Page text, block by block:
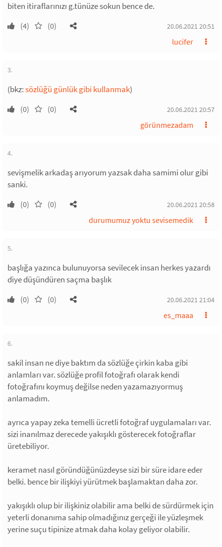
biten itiraflarınızı g.tünüze sokun bence de.
(4) (0) 20.06.2021 20:51
lucifer
3.
(bkz:sözlüğü günlük gibi kullanmak)
(0) (0) 20.06.2021 20:57
görünmezadam
4.
sevişmelik arkadaş arıyorum yazsak daha samimi olur gibi
sanki.
(0) (0) 20.06.2021 20:58
durumumuz yoktu sevisemedik
5.
başlığa yazınca bulunuyorsa sevilecek insan herkes yazardı
diye düşündüren saçma başlık
(0) (0) 20.06.2021 21:04
es_maaa
6.
sakil insan ne diye baktım da sözlüğe çirkin kaba gibi
anlamları var. sözlüğe profil fotoğrafı olarak kendi
fotoğrafını koymuş değilse neden yazamazıyormuş
anlamadım.
ayrıca yapay zeka temelli ücretli fotoğraf uygulamaları var.
sizi inanılmaz derecede yakışıklı gösterecek fotoğraflar
üretebiliyor.
keramet nasıl göründüğünüzdeyse sizi bir süre idare eder
belki. bence bir ilişkiyi yürütmek başlamaktan daha zor.
yakışıklı olup bir ilişkiniz olabilir ama belki de sürdürmek için
yeterli donanıma sahip olmadığınız gerçeği ile yüzleşmek
yerine suçu tipinize atmak daha kolay geliyor olabilir.